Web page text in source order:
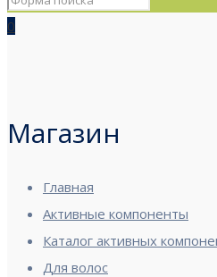
0
Магазин
Главная
Активные компоненты
Каталог активных
Для волос